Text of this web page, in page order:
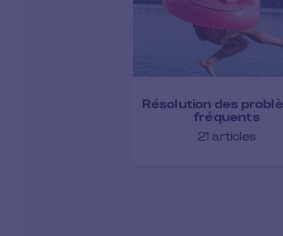
Résolution des
fréquents
21 articles